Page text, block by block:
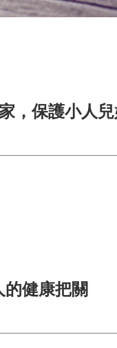
，保護小人
的健康把關